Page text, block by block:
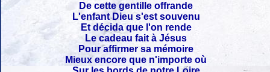
De cette gentille offrande
L'enfant Dieu s'est souvenu
Et décida que l'on rende
Le cadeau fait à Jésus
Pour affirmer sa mémoire
Mieux encore que n'importe où